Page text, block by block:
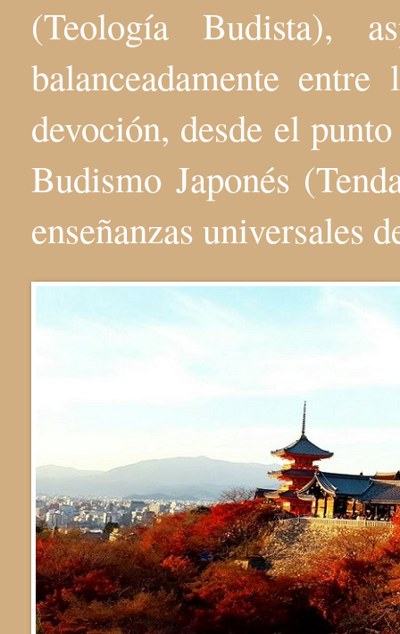
(Teología Budista),
balanceadamente
devoción, desde el
Budismo Japonés
enseñanzas universales